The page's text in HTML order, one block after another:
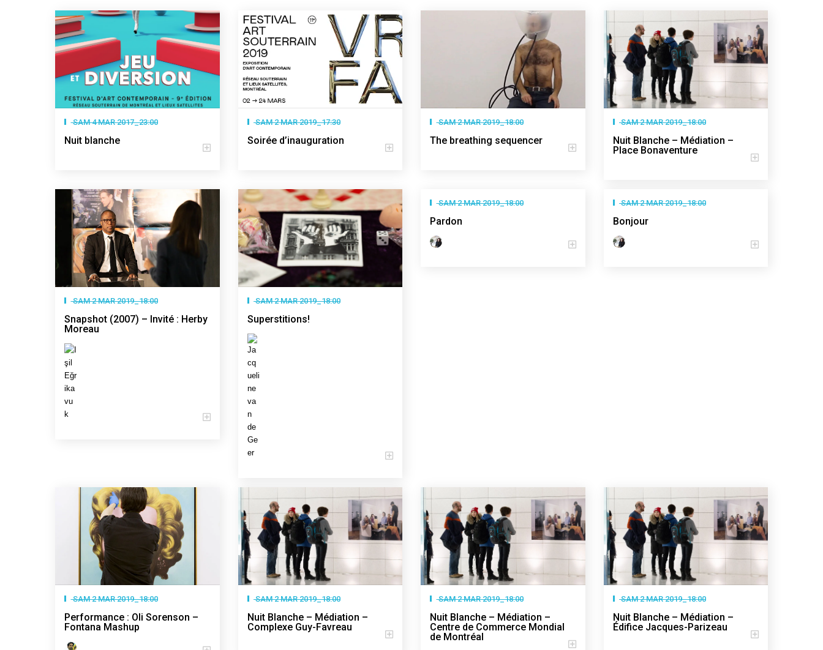
SAM 4 MAR 2017_23:00
Nuit blanche
SAM 2 MAR 2019_17:30
Soirée d’inauguration
SAM 2 MAR 2019_18:00
The breathing sequencer
SAM 2 MAR 2019_18:00
Nuit Blanche – Médiation –
Place Bonaventure
SAM 2 MAR 2019_18:00
Snapshot (2007) – Invité : Herby
Moreau
SAM 2 MAR 2019_18:00
Superstitions!
SAM 2 MAR 2019_18:00
Pardon
SAM 2 MAR 2019_18:00
Bonjour
SAM 2 MAR 2019_18:00
Performance : Oli Sorenson –
Fontana Mashup
SAM 2 MAR 2019_18:00
Nuit Blanche – Médiation –
Complexe Guy-Favreau
SAM 2 MAR 2019_18:00
Nuit Blanche – Médiation –
Centre de Commerce Mondial
de Montréal
SAM 2 MAR 2019_18:00
Nuit Blanche – Médiation –
Édifice Jacques-Parizeau